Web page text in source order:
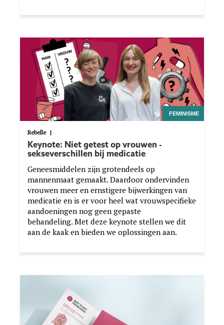
Image
FEMINISME
Rebelle |
Keynote: Niet getest op vrouwen -
sekseverschillen bij medicatie
Geneesmiddelen zijn grotendeels op
mannenmaat gemaakt. Daardoor ondervinden
vrouwen meer en ernstigere bijwerkingen van
medicatie en is er voor heel wat vrouwspecifieke
aandoeningen nog geen gepaste
behandeling. Met deze keynote stellen we dit
aan de kaak en bieden we oplossingen aan.